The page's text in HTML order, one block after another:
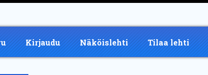
Kirjaudu Näköislehti Tilaa lehti